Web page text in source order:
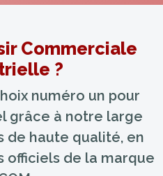
Commerciale
?
numéro un pour
grâce à notre large
de haute qualité, en
officiels de la marque